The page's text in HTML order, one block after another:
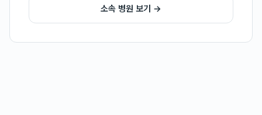
소속 병원 보기 →